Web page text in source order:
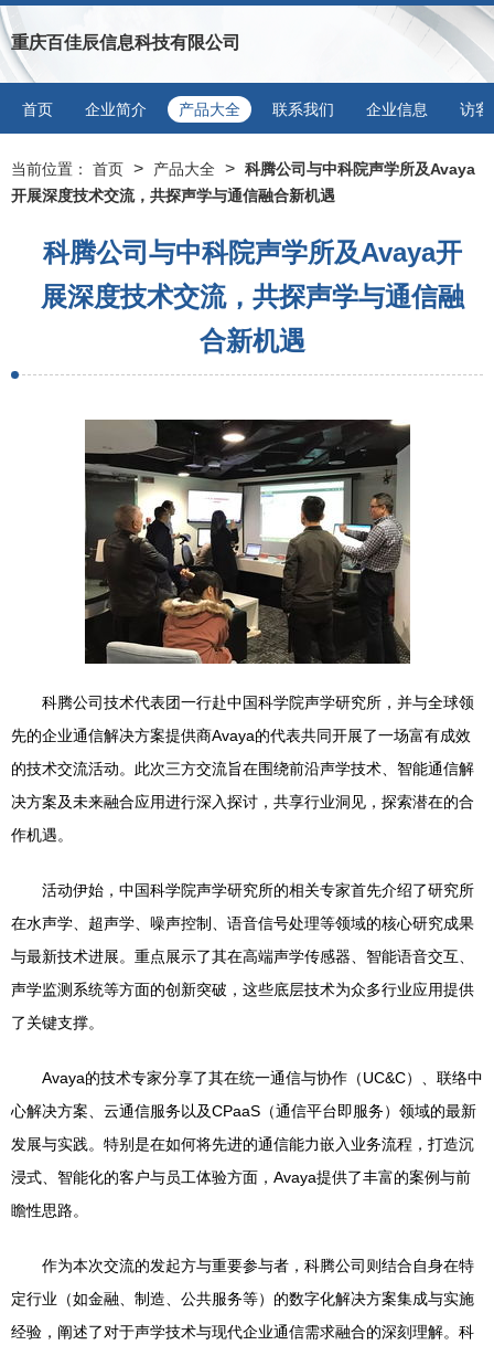
重庆百佳辰信息科技有限公司
首页 企业简介 产品大全 联系我们 企业信息 访客
当前位置： 首页 > 产品大全 > 科腾公司与中科院声学所及Avaya
开展深度技术交流，共探声学与通信融合新机遇
科腾公司与中科院声学所及Avaya开
展深度技术交流，共探声学与通信融
合新机遇
科腾公司技术代表团一行赴中国科学院声学研究所，并与全球领
先的企业通信解决方案提供商Avaya的代表共同开展了一场富有成效
的技术交流活动。此次三方交流旨在围绕前沿声学技术、智能通信解
决方案及未来融合应用进行深入探讨，共享行业洞见，探索潜在的合
作机遇。
活动伊始，中国科学院声学研究所的相关专家首先介绍了研究所
在水声学、超声学、噪声控制、语音信号处理等领域的核心研究成果
与最新技术进展。重点展示了其在高端声学传感器、智能语音交互、
声学监测系统等方面的创新突破，这些底层技术为众多行业应用提供
了关键支撑。
Avaya的技术专家分享了其在统一通信与协作（UC&C）、联络中
心解决方案、云通信服务以及CPaaS（通信平台即服务）领域的最新
发展与实践。特别是在如何将先进的通信能力嵌入业务流程，打造沉
浸式、智能化的客户与员工体验方面，Avaya提供了丰富的案例与前
瞻性思路。
作为本次交流的发起方与重要参与者，科腾公司则结合自身在特
定行业（如金融、制造、公共服务等）的数字化解决方案集成与实施
经验，阐述了对于声学技术与现代企业通信需求融合的深刻理解。科